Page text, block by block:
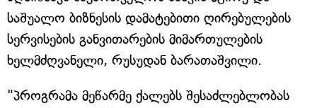
საშუალო ბიზნესის დამატებითი ღირებულების
სერვისების განვითარების მიმართულების
ხელმძღვანელი, რუსუდან ბარათაშვილი.
"პროგრამა მეწარმე ქალებს შესაძლებლობას